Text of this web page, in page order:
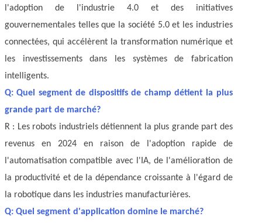
l'adoption de l'industrie 4.0 et des initiatives
gouvernementales telles que la société 5.0 et les industries
connectées, qui accélèrent la transformation numérique et
les investissements dans les systèmes de fabrication
intelligents.
Q: Quel segment de dispositifs de champ détient la plus
grande part de marché?
R : Les robots industriels détiennent la plus grande part des
revenus en 2024 en raison de l'adoption rapide de
l'automatisation compatible avec l'IA, de l'amélioration de
la productivité et de la dépendance croissante à l'égard de
la robotique dans les industries manufacturières.
Q: Quel segment d'application domine le marché?